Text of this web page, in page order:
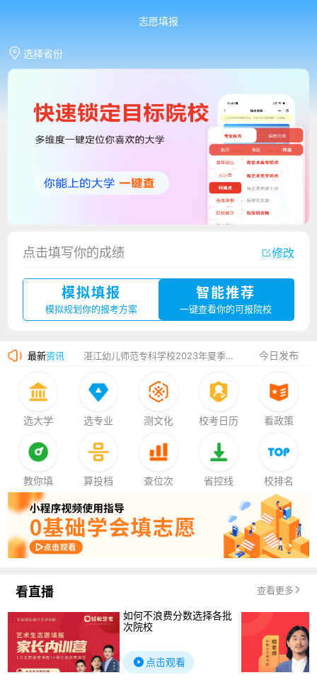
志愿填报
选择省份
点击填写你的成绩 修改
模拟填报
模拟规划你的报考方案
智能推荐
一键查看你的可报院校
最新资讯
厦门大学嘉庚学院2023年艺术类招生简章
湛江幼儿师范专科学校2023年夏季高考招生简章
香港中文大学（深圳）2023年夏季高考招生简章
今日发布
选大学 选专业 测文化 校考日历 看政策
教你填 算投档 查位次 省控线 校排名
看直播 查看更多
如何不浪费分数选择各批
次院校
点击观看